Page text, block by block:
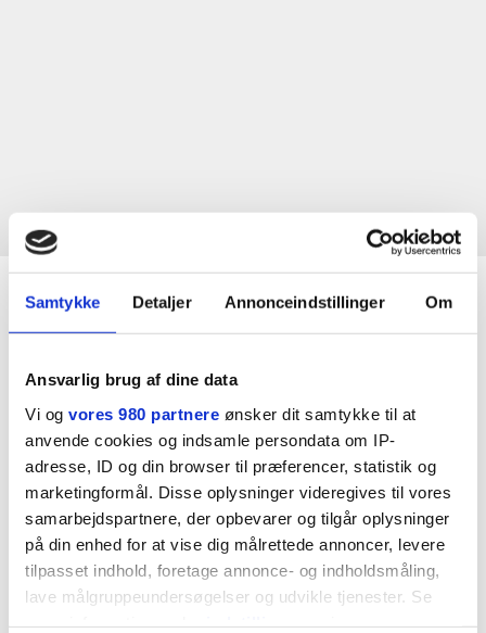
Samtykke Detaljer Annonceindstillinger Om
Ansvarlig brug af dine data
Vi og vores 980 partnere ønsker dit samtykke til at
anvende cookies og indsamle persondata om IP-
adresse, ID og din browser til præferencer, statistik og
marketingformål. Disse oplysninger videregives til vores
samarbejdspartnere, der opbevarer og tilgår oplysninger
på din enhed for at vise dig målrettede annoncer, levere
tilpasset indhold, foretage annonce- og indholdsmåling,
lave målgruppeundersøgelser og udvikle tjenester. Se
95 % af vores kunder anbefaler os til andre
"Det skal bare virke! Og det gør det"
Antal medarbejdere: 50+
Løsning:One-Connect
Branche:Engroshandel
"Det
deres